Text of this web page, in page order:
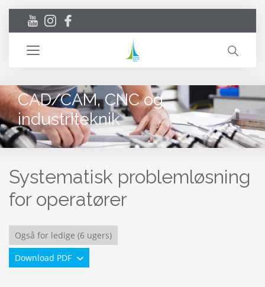
Toggle
CAD/CAM, CNC og
industriteknik
Systematisk problemløsning
for operatører
Også for ledige (6 ugers)
Download PDF